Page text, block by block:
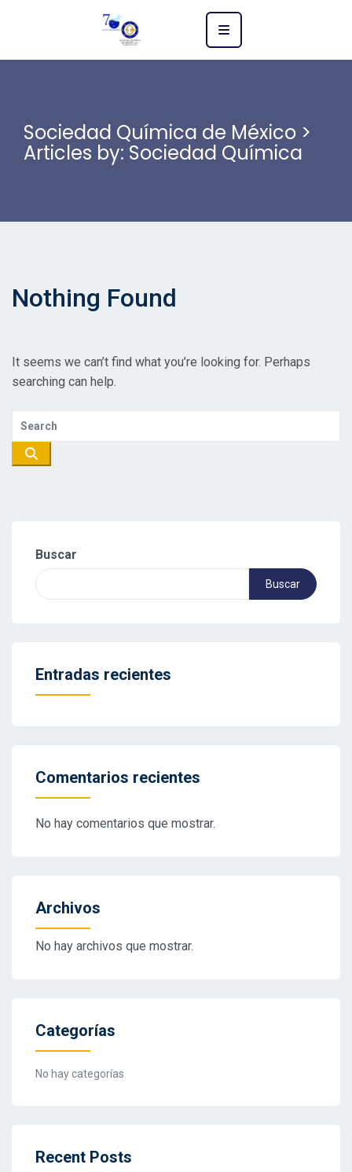
Sociedad Química de México >
Articles by: Sociedad Química
Nothing Found
It seems we can’t find what you’re looking for. Perhaps
searching can help.
Buscar
Buscar
Entradas recientes
Comentarios recientes
No hay comentarios que mostrar.
Archivos
No hay archivos que mostrar.
Categorías
No hay categorías
Recent Posts